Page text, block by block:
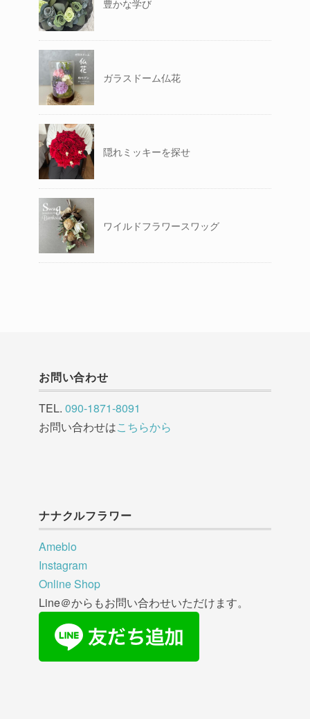
豊かな学び
ガラスドーム仏花
隠れミッキーを探せ
ワイルドフラワースワッグ
お問い合わせ
TEL. 090-1871-8091
お問い合わせはこちらから
ナナクルフラワー
Ameblo
Instagram
Online Shop
Line＠からもお問い合わせいただけます。